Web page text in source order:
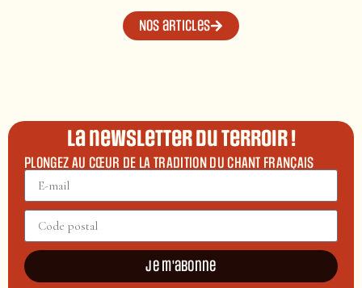
Nos articles
La newsletter du terroir !
PLONGEZ AU CŒUR DE LA TRADITION DU CHANT FRANÇAIS
Je m'abonne